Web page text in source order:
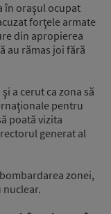
în oraşul ocupat
forţele armate
din apropierea
au rămas joi fără
a cerut ca zona să
pentru
poată vizita
generat al
zonei,